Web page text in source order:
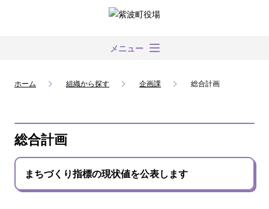
メニュー
ホーム 組織から探す 企画課 総合計画
総合計画
まちづくり指標の現状値を公表します